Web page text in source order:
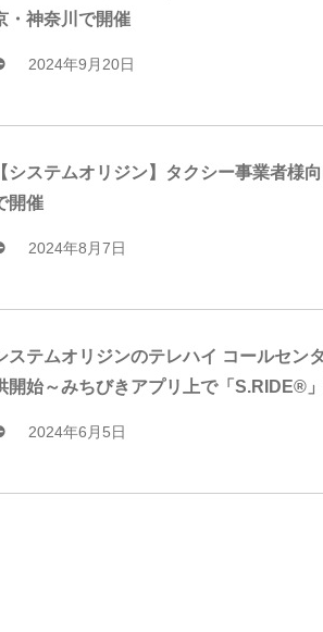
・神奈川で開催
2024年9月20日
【システムオリジン】タクシー事業者
開催
2024年8月7日
ステムオリジンのテレハイ コールセン
開始～みちびきアプリ上で「S.RIDE®
2024年6月5日